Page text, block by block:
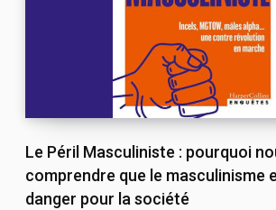
Le Péril Masculiniste : pourquoi
comprendre que le masculinisme
danger pour la société